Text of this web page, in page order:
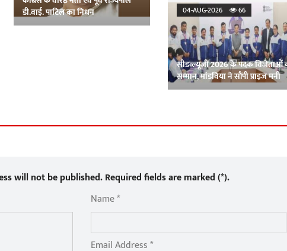
डी.वाई. पाटिल का निधन
04-AUG-2026 66
सीडब्ल्यूजी 2026 के पदक विजेताओं
सम्मान, मांडविया ने सौंपी प्राइज मनी
will not be published. Required fields are marked (*).
Name *
Email Address *